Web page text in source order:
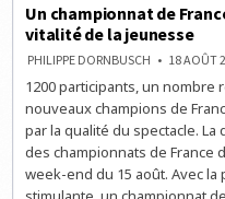
Un championnat de
vitalité de la jeunesse
PHILIPPE DORNBUSCH 18 AOÛT
1200 participants, un
nouveaux champions de
par la qualité du spectacle.
des championnats de France
week-end du 15 août. Avec la